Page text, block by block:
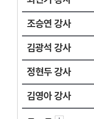
조승연 강사
김광석 강사
정현두 강사
김영아 강사